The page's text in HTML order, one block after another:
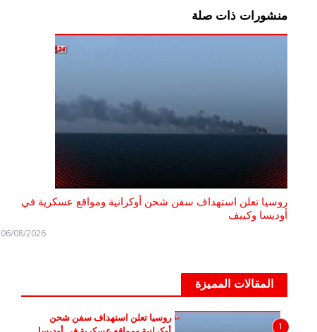
منشورات ذات صلة
روسيا تعلن استهداف سفن شحن أوكرانية ومواقع عسكرية في
أوديسا وكييف
06/08/2026
المقالات المميزة
1
روسيا تعلن استهداف سفن شحن